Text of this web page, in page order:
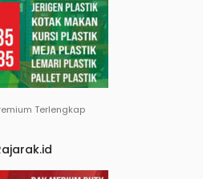
Terlengkap